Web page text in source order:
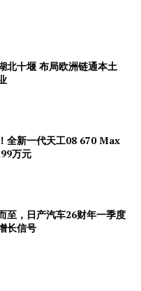
北十堰 布局欧洲链通本土
全新一代天工08 670 Max
万元
至，日产汽车26财年一季度
长信号